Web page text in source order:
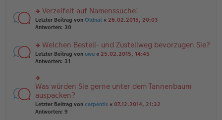
g
e
n
er
tr
a
g
n
g
el
e
n
er
tr
a
g
rs
te
n
g
el
e
n
er
B
ei
tr
Verzeifelt auf Namenssuche!
Letzter Beitrag von Oldnat « 26.02.2015, 20:03
Antworten: 30
rs
te
u
n
g
el
es
e
Welchen Bestell- und Zustellweg bevorzugen Sie?
Letzter Beitrag von uwu « 25.02.2015, 14:45
Antworten: 31
rs
te
r
u
n
Was würden Sie gerne unter dem Tannenbaum
auspacken?
Letzter Beitrag von carpentis « 07.12.2014, 21:32
Antworten: 9